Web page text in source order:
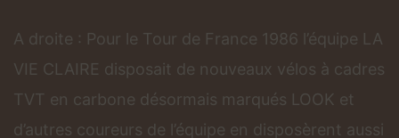
A droite : Pour le Tour de France 1986 l’équipe LA
VIE CLAIRE disposait de nouveaux vélos à cadres
TVT en carbone désormais marqués LOOK et
d’autres coureurs de l’équipe en disposèrent aussi